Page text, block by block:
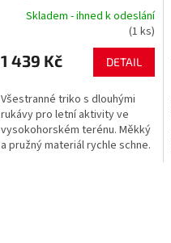
Skladem - ihned k odeslání
(1 ks)
1 439 Kč DETAIL
Všestranné triko s dlouhými
rukávy pro letní aktivity ve
vysokohorském terénu. Měkký
a pružný materiál rychle schne.